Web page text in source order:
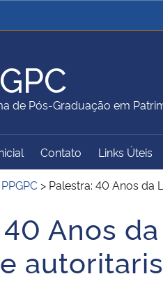
Ministério da Justiça e
Ministério da Educação
Ministério do Turismo
Gabinete de Segurança
Institucional
de Pós-Graduação em
do SítioContato Links Úteis
PPGPC > Palestra: 40 Anos da
Anos